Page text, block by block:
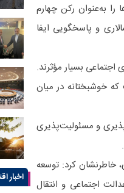
را به‌عنوان رکن چهارم
و پاسخگویی ایفا
بسیار مؤثرند.
خوشبختانه در میان
و مسئولیت‌پذیری
خاطرنشان کرد: توسعه
اجتماعی و انتقال
اخبار